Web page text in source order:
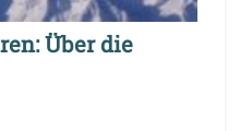
Über die